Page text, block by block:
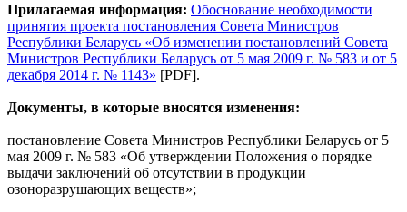
Прилагаемая информация: Обоснование необходимости
принятия проекта постановления Совета Министров
Республики Беларусь «Об изменении постановлений Совета
Министров Республики Беларусь от 5 мая 2009 г. № 583 и от 5
декабря 2014 г. № 1143» [PDF].
Документы, в которые вносятся изменения:
постановление Совета Министров Республики Беларусь от 5
мая 2009 г. № 583 «Об утверждении Положения о порядке
выдачи заключений об отсутствии в продукции
озоноразрушающих веществ»;